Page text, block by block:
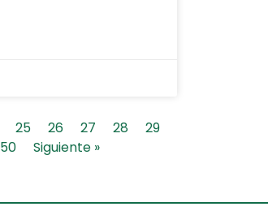
25 26 27 28
29
50 Siguiente »